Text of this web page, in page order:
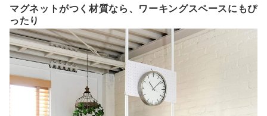
マグネットがつく材質なら、ワーキングスペースにもぴ
ったり